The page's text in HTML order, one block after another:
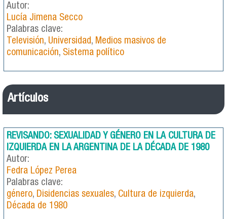
Autor:
Lucía Jimena Secco
Palabras clave:
Televisión, Universidad, Medios masivos de
comunicación, Sistema político
Artículos
REVISANDO: SEXUALIDAD Y GÉNERO EN LA CULTURA DE
IZQUIERDA EN LA ARGENTINA DE LA DÉCADA DE 1980
Autor:
Fedra López Perea
Palabras clave:
género, Disidencias sexuales, Cultura de izquierda,
Década de 1980